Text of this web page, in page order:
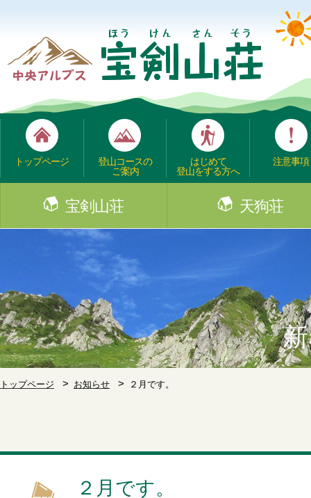
トップページ
登山コースの
ご案内
はじめて
登山をする方へ
注意事項
宝剣山荘 天狗荘
トップページ お知らせ ２月です。
２月です。